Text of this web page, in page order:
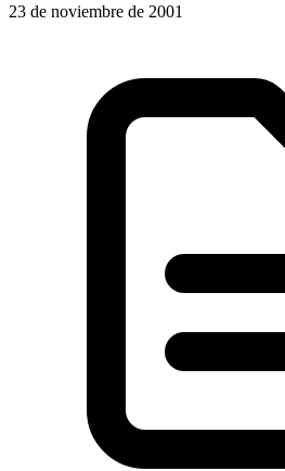
23 de noviembre de 2001